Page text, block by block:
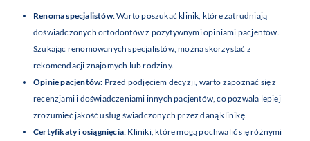
Renoma specjalistów: Warto poszukać klinik, które zatrudniają
doświadczonych ortodontów z pozytywnymi opiniami pacjentów.
Szukając renomowanych specjalistów, można skorzystać z
rekomendacji znajomych lub rodziny.
Opinie pacjentów: Przed podjęciem decyzji, warto zapoznać się z
recenzjami i doświadczeniami innych pacjentów, co pozwala lepiej
zrozumieć jakość usług świadczonych przez daną klinikę.
Certyfikaty i osiągnięcia: Kliniki, które mogą pochwalić się różnymi